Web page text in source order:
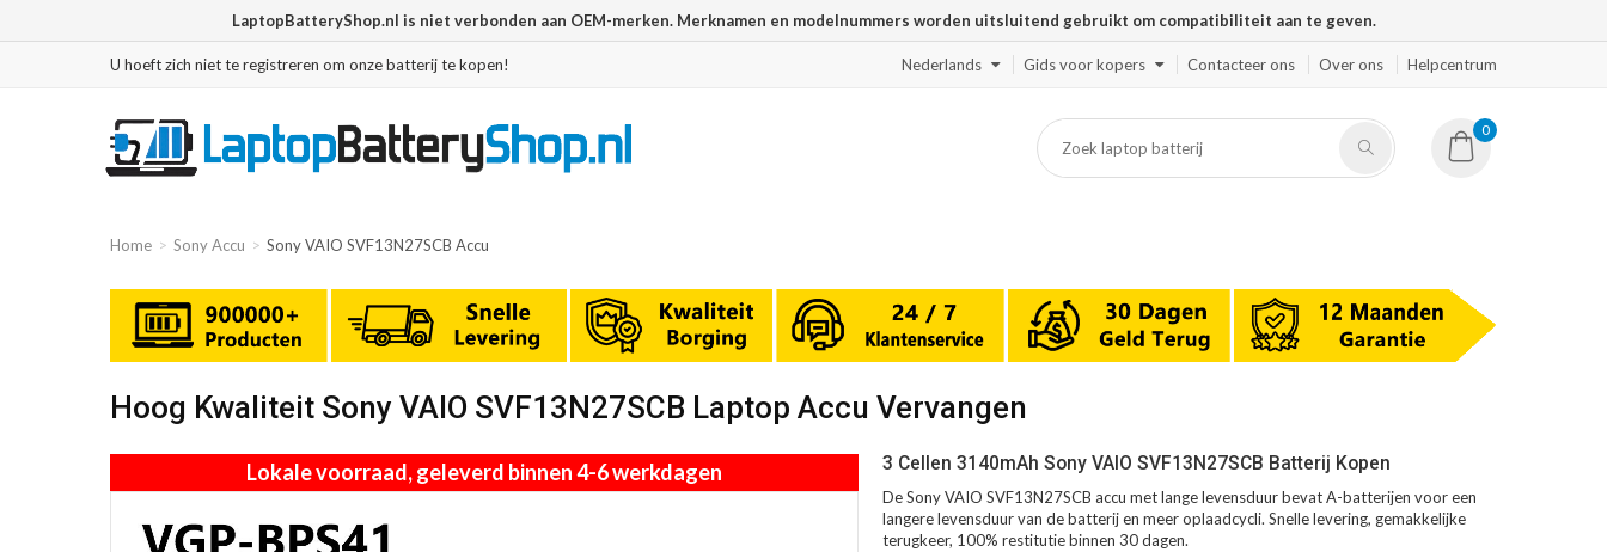
LaptopBatteryShop.nl is niet verbonden aan OEM-merken. Merknamen en modelnummers worden uitsluitend gebruikt om compatibiliteit aan te geven.
U hoeft zich niet te registreren om onze batterij te kopen! Nederlands Gids voor kopers Contacteer ons Over ons Helpcentrum
0
Home Sony Accu Sony VAIO SVF13N27SCB Accu
Hoog Kwaliteit Sony VAIO SVF13N27SCB Laptop Accu Vervangen
Lokale voorraad, geleverd binnen 4-6 werkdagen 3 Cellen 3140mAh Sony VAIO SVF13N27SCB Batterij Kopen
De Sony VAIO SVF13N27SCB accu met lange levensduur bevat A-batterijen voor een
langere levensduur van de batterij en meer oplaadcycli. Snelle levering, gemakkelijke
terugkeer, 100% restitutie binnen 30 dagen.